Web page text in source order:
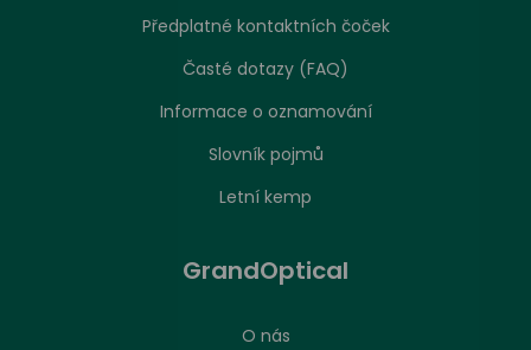
Předplatné kontaktních čoček
Časté dotazy (FAQ)
Informace o oznamování
Slovník pojmů
Letní kemp
GrandOptical
O nás